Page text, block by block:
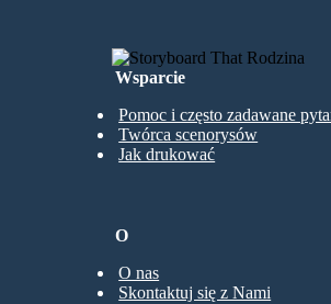
Wsparcie
Pomoc i często zadawane
Twórca scenorysów
Jak drukować
O
O nas
Skontaktuj się z Nami